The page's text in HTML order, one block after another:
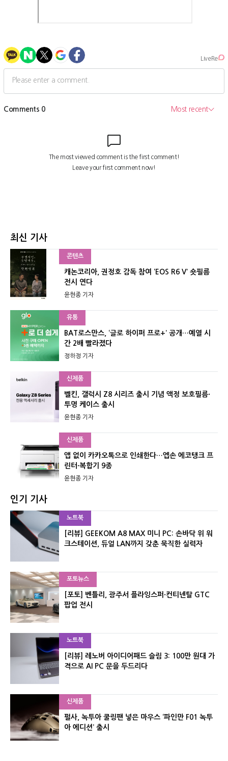
최신 기사
콘텐츠
캐논코리아, 권정호 감독 참여 ‘EOS R6 V’ 숏필름
전시 연다
윤현종 기자
유통
BAT로스만스, ‘글로 하이퍼 프로+’ 공개…예열 시
간 2배 빨라졌다
정하정 기자
신제품
벨킨, 갤럭시 Z8 시리즈 출시 기념 액정 보호필름·
투명 케이스 출시
윤현종 기자
신제품
앱 없이 카카오톡으로 인쇄한다…엡손 에코탱크 프
린터·복합기 9종
윤현종 기자
인기 기사
노트북
[리뷰] GEEKOM A8 MAX 미니 PC: 손바닥 위 워
크스테이션, 듀얼 LAN까지 갖춘 묵직한 실력자
포토뉴스
[포토] 벤틀리, 광주서 플라잉스퍼·컨티넨탈 GTC
팝업 전시
노트북
[리뷰] 레노버 아이디어패드 슬림 3: 100만 원대 가
격으로 AI PC 문을 두드리다
신제품
펄사, 녹투아 쿨링팬 넣은 마우스 ‘파인만 F01 녹투
아 에디션’ 출시